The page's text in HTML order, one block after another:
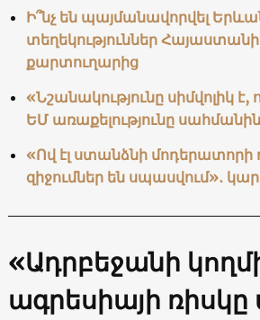
Ի՞նչ են պայմանավորվել
տեղեկություններ
քարտուղարից
«Նշանակությունը սիմվոլիկ
ԵՄ առաքելությունը սահմանին
«Ով էլ ստանձնի մոդերատորի
զիջումներ են սպասվում»․
«Ադրբեջանի
ագրեսիայի ռիսկը